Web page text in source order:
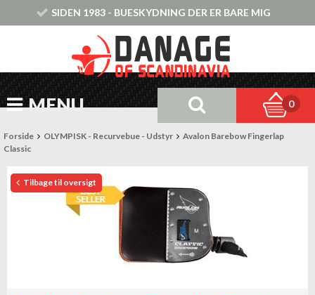
SIDEN 1983 - BUESKYDNING DER ER BARE MIG
MENU 0
Forside OLYMPISK - Recurvebue - Udstyr
Avalon Barebow Fingerlap
Classic
Tilbage til oversigt